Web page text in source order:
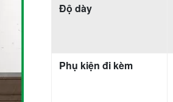
Độ dày
Phụ kiện đi kèm